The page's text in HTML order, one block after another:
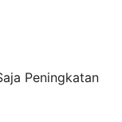
Peningkatan